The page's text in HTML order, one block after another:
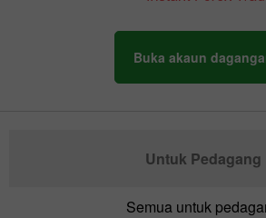
Buka akaun
Untuk Pedagang
Semua untuk